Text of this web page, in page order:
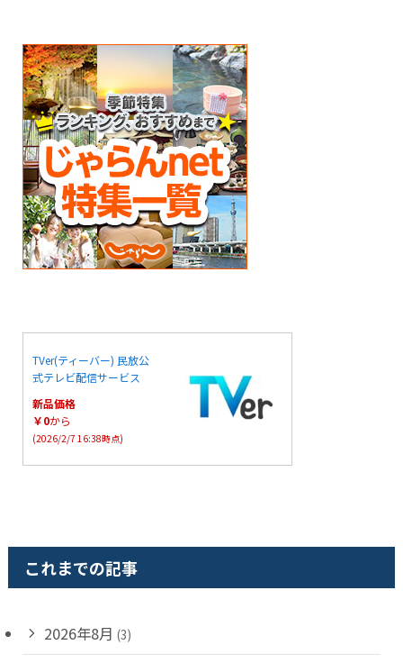
TVer(ティーバー) 民放公
式テレビ配信サービス
新品価格
￥0から
(2026/2/7 16:38時点)
これまでの記事
2026年8月 (3)